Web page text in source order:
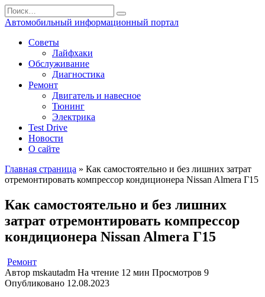
Перейти
к
Search
for:
Автомобильный информационный портал
Советы
Лайфхаки
Обслуживание
Диагностика
Ремонт
Двигатель и навесное
Тюнинг
Электрика
Test Drive
Новости
О сайте
Главная страница » Как самостоятельно и без лишних затрат
отремонтировать компрессор кондиционера Nissan Almera Г15
Как самостоятельно и без лишних
затрат отремонтировать компрессор
кондиционера Nissan Almera Г15
Ремонт
Автор mskautadm На чтение 12 мин Просмотров 9
Опубликовано 12.08.2023